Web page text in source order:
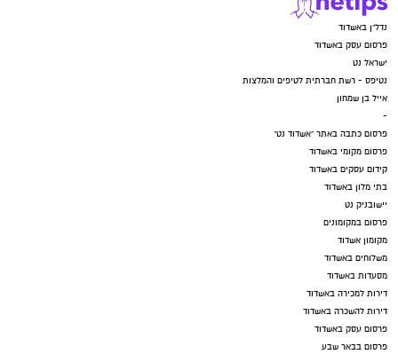
נדל"ן באשדוד
פרסום עסק באשדוד
ישראל נט
נטיפס - רשת חברתית לטיפים והמלצות
אייל בן שמחון
-
פרסום כתבה באתר "אשדוד נט"
פרסום מקומי באשדוד
קידום עסקים באשדוד
בתי מלון באשדוד
יישובניק נט
פרסום במקומונים
מקומון אשדוד
משלוחים באשדוד
מסעדות באשדוד
דירות למכירה באשדוד
דירות להשכרה באשדוד
פרסום עסק באשדוד
פרסום בבאר שבע